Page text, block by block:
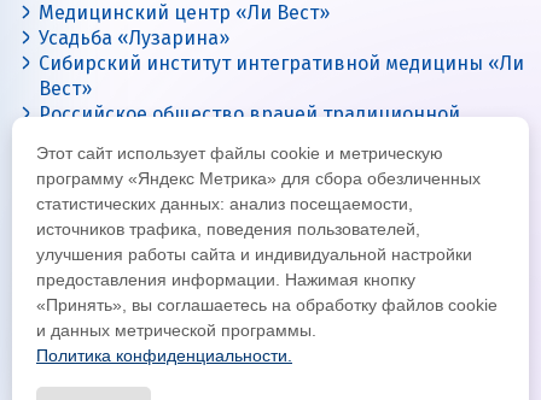
Медицинский центр «Ли Вест»
Усадьба «Лузарина»
Сибирский институт интегративной медицины «Ли
Вест»
Российское общество врачей традиционной
Цигун с Ли Вест
© Все права защищены 2026
Официальный интернет-сайт корпорации «Ли Вест»
Этот сайт использует файлы cookie и метрическую
программу «Яндекс Метрика» для сбора обезличенных
статистических данных: анализ посещаемости,
источников трафика, поведения пользователей,
улучшения работы сайта и индивидуальной настройки
предоставления информации. Нажимая кнопку
«Принять», вы соглашаетесь на обработку файлов cookie
и данных метрической программы.
Политика конфиденциальности.